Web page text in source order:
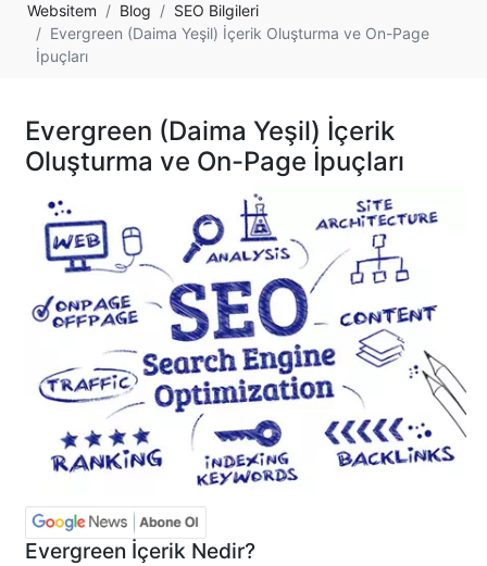
Websitem Blog
SEO Bilgileri
Evergreen (Daima Yeşil) İçerik Oluşturma ve On-Page
İpuçları
Evergreen (Daima Yeşil) İçerik
Oluşturma ve On-Page İpuçları
Evergreen İçerik Nedir?